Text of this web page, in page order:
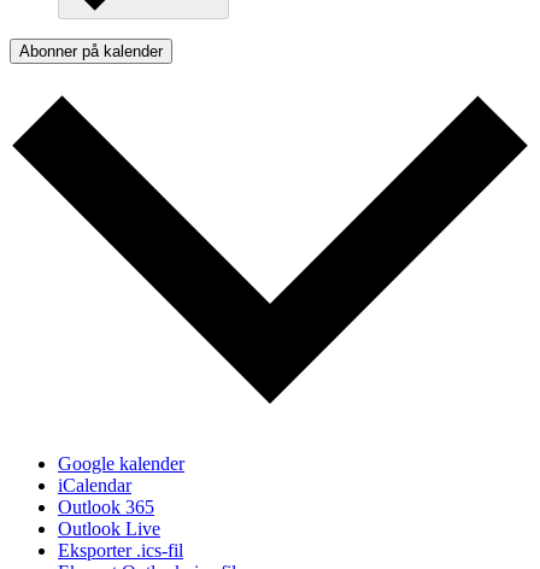
Abonner på kalender
Google kalender
iCalendar
Outlook 365
Outlook Live
Eksporter .ics-fil